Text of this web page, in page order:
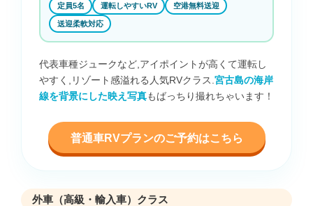
定員5名 運転しやすいRV 空港無料送迎
送迎柔軟対応
代表車種ジュークなど,アイポイントが高くて運転し
やすく,リゾート感溢れる人気RVクラス. 宮古島の海岸
線を背景にした映え写真もばっちり撮れちゃいます！
普通車RVプランのご予約はこちら
外車（高級・輸入車）クラス